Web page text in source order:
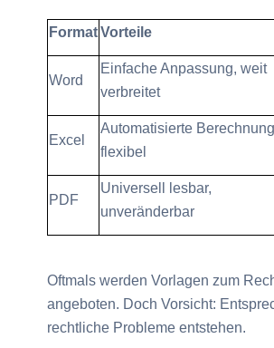
FormatVorteile
Word
Einfache Anpassung, weit
verbreitet
Excel
Automatisierte
flexibel
PDF
Universell lesbar,
unveränderbar
Oftmals werden Vorlagen zum
angeboten. Doch Vorsicht:
rechtliche Probleme entstehen.